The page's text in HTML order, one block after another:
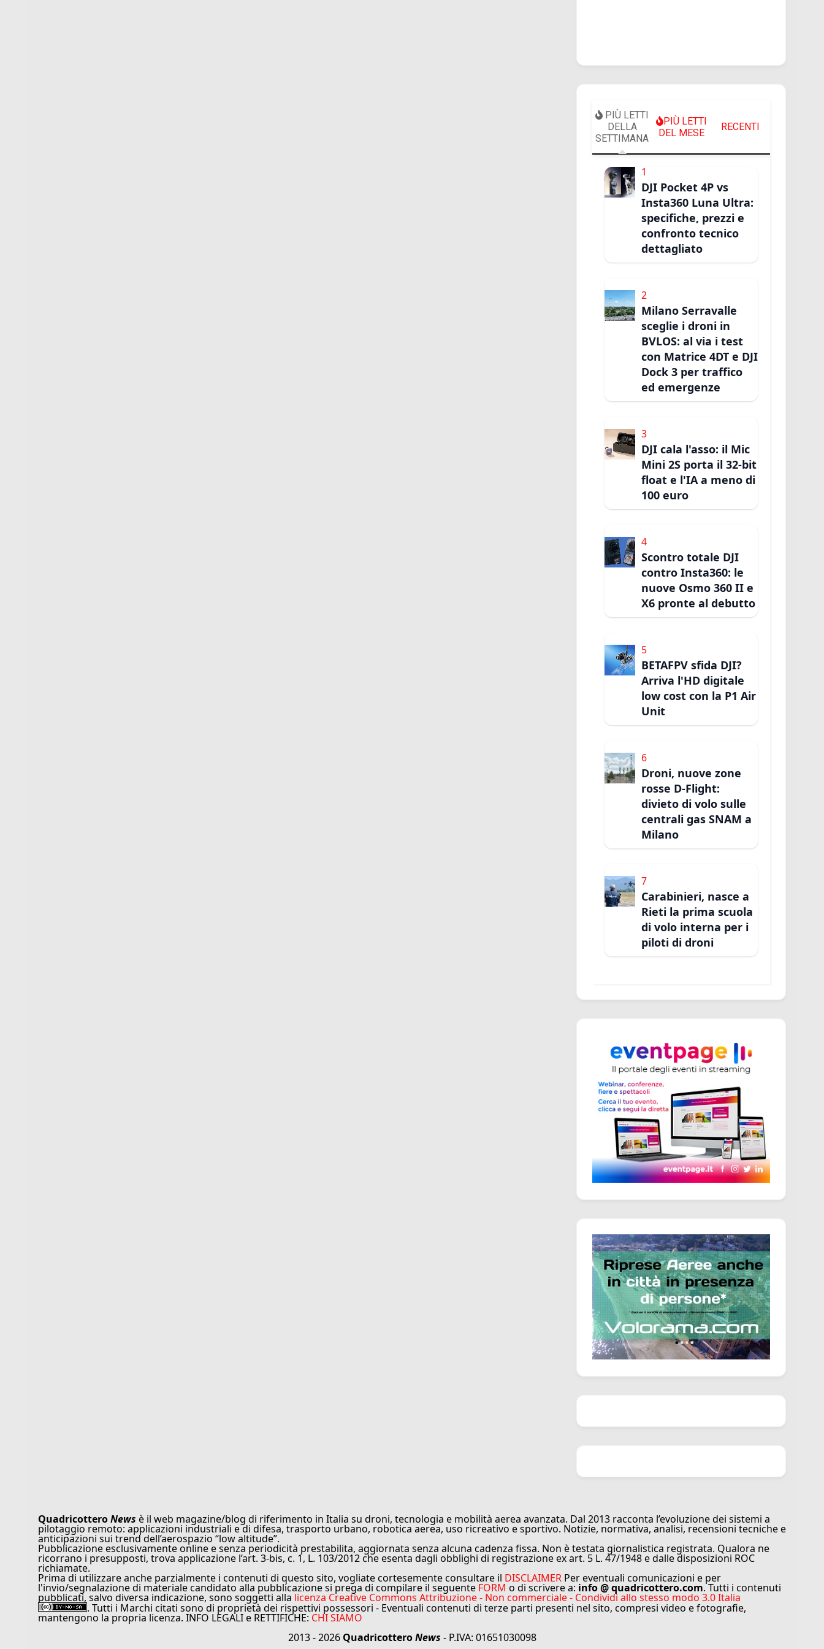
PIÙ LETTI
DELLA
SETTIMANA
PIÙ LETTI
DEL MESE
RECENTI
1
DJI Pocket 4P vs
Insta360 Luna Ultra:
specifiche, prezzi e
confronto tecnico
dettagliato
2
Milano Serravalle
sceglie i droni in
BVLOS: al via i test
con Matrice 4DT e DJI
Dock 3 per traffico
ed emergenze
3
DJI cala l'asso: il Mic
Mini 2S porta il 32-bit
float e l'IA a meno di
100 euro
4
Scontro totale DJI
contro Insta360: le
nuove Osmo 360 II e
X6 pronte al debutto
5
BETAFPV sfida DJI?
Arriva l'HD digitale
low cost con la P1 Air
Unit
6
Droni, nuove zone
rosse D-Flight:
divieto di volo sulle
centrali gas SNAM a
Milano
7
Carabinieri, nasce a
Rieti la prima scuola
di volo interna per i
piloti di droni
QuadricotteroNews è il web magazine/blog di riferimento in Italia su droni, tecnologia e mobilità aerea avanzata. Dal 2013 racconta l’evoluzione dei sistemi a
pilotaggio remoto: applicazioni industriali e di difesa, trasporto urbano, robotica aerea, uso ricreativo e sportivo. Notizie, normativa, analisi, recensioni tecniche e
anticipazioni sui trend dell’aerospazio “low altitude”.
Pubblicazione esclusivamente online e senza periodicità prestabilita, aggiornata senza alcuna cadenza fissa. Non è testata giornalistica registrata. Qualora ne
ricorrano i presupposti, trova applicazione l’art. 3-bis, c. 1, L. 103/2012 che esenta dagli obblighi di registrazione ex art. 5 L. 47/1948 e dalle disposizioni ROC
richiamate.
Prima di utilizzare anche parzialmente i contenuti di questo sito, vogliate cortesemente consultare il DISCLAIMER Per eventuali comunicazioni e per
l'invio/segnalazione di materiale candidato alla pubblicazione si prega di compilare il seguente FORM o di scrivere a: info @ quadricottero.com. Tutti i contenuti
pubblicati, salvo diversa indicazione, sono soggetti alla licenza Creative Commons Attribuzione - Non commerciale - Condividi allo stesso modo 3.0 Italia
. Tutti i Marchi citati sono di proprietà dei rispettivi possessori - Eventuali contenuti di terze parti presenti nel sito, compresi video e fotografie,
mantengono la propria licenza. INFO LEGALI e RETTIFICHE: CHI SIAMO
2013 - 2026 QuadricotteroNews - P.IVA: 01651030098